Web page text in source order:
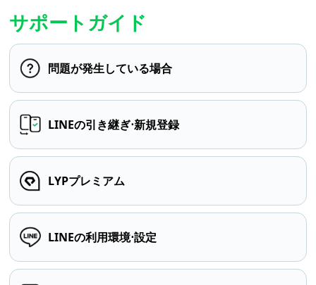
サポートガイド
問題が発生している場合
LINEの引き継ぎ⋅新規登録
LYPプレミアム
LINEの利用環境⋅設定